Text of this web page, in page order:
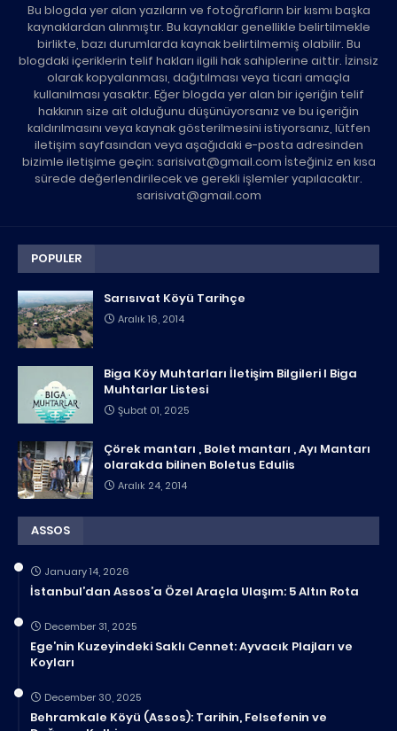
Bu blogda yer alan yazıların ve fotoğrafların bir kısmı başka
kaynaklardan alınmıştır. Bu kaynaklar genellikle belirtilmekle
birlikte, bazı durumlarda kaynak belirtilmemiş olabilir. Bu
blogdaki içeriklerin telif hakları ilgili hak sahiplerine aittir. İzinsiz
olarak kopyalanması, dağıtılması veya ticari amaçla
kullanılması yasaktır. Eğer blogda yer alan bir içeriğin telif
hakkının size ait olduğunu düşünüyorsanız ve bu içeriğin
kaldırılmasını veya kaynak gösterilmesini istiyorsanız, lütfen
iletişim sayfasından veya aşağıdaki e-posta adresinden
bizimle iletişime geçin: sarisivat@gmail.com İsteğiniz en kısa
sürede değerlendirilecek ve gerekli işlemler yapılacaktır.
sarisivat@gmail.com
POPULER
Sarısıvat Köyü Tarihçe
Aralık 16, 2014
Biga Köy Muhtarları İletişim Bilgileri I Biga
Muhtarlar Listesi
Şubat 01, 2025
Çörek mantarı , Bolet mantarı , Ayı Mantarı
olarakda bilinen Boletus Edulis
Aralık 24, 2014
ASSOS
January 14, 2026
İstanbul’dan Assos’a Özel Araçla Ulaşım: 5 Altın Rota
December 31, 2025
Ege’nin Kuzeyindeki Saklı Cennet: Ayvacık Plajları ve
Koyları
December 30, 2025
Behramkale Köyü (Assos): Tarihin, Felsefenin ve